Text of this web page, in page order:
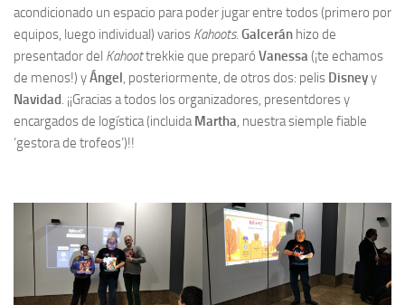
acondicionado un espacio para poder jugar entre todos (primero por
equipos, luego individual) varios Kahoots. Galcerán hizo de
presentador del Kahoottrekkie que preparó Vanessa(¡te echamos
de menos!) yÁngel, posteriormente, de otros dos: pelis Disneyy
Navidad. ¡¡Gracias a todos los organizadores, presentdores y
encargados de logística (incluidaMartha, nuestra siemple fiable
‘gestora de trofeos’)!!